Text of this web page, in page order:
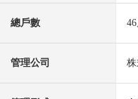
總戶數
管理公司